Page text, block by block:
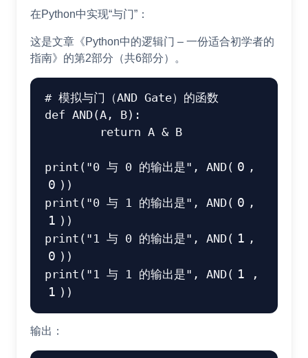
在Python中实现“与门”：
这是文章《Python中的逻辑门 – 一份适合初学者的
指南》的第2部分（共6部分）。
# 模拟与门（AND Gate）的函数
def AND(A , B) :
return A & B
print ( "0 与 0 的输出是" , AND( 0 ,
0 ) )
print ( "0 与 1 的输出是" , AND( 0 ,
1 ) )
print ( "1 与 0 的输出是" , AND( 1 ,
0 ) )
print ( "1 与 1 的输出是" , AND( 1
,
1 ) )
输出：